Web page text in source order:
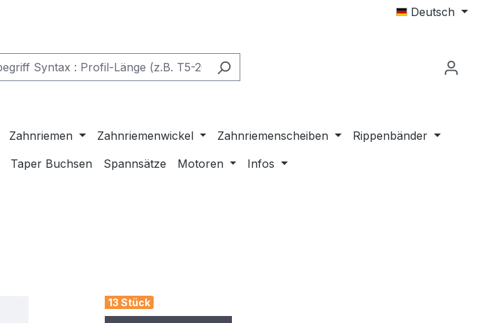
Deutsch
Zahnriemen Zahnriemenwickel Zahnriemenscheiben
Rippenbänder
Taper Buchsen Spannsätze Motoren Infos
13 Stück